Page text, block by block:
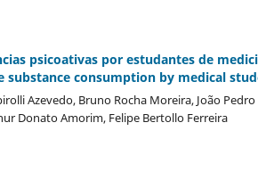
psicoativas por estudantes de
substance consumption by medical
Azevedo, Bruno Rocha Moreira, João
Donato Amorim, Felipe Bertollo Ferreira